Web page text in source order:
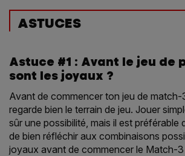
ASTUCES
Astuce #1 : Avant le jeu de
sont les joyaux ?
Avant de commencer ton jeu de match-
regarde bien le terrain de jeu. Jouer
sûr une possibilité, mais il est préférable
de bien réfléchir aux combinaisons
joyaux avant de commencer le Match-